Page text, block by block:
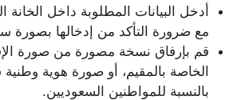
أدخل البيانات المطلوبة داخل
مع ضرورة التأكد من إدخالها بصورة
قم بإرفاق نسخة مصورة من صورة
الخاصة بالمقيم، أو صورة هوية وطنية
بالنسبة للمواطنين السعوديين.